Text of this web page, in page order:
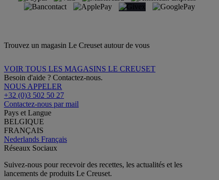
Trouvez un magasin Le Creuset autour de vous
VOIR TOUS LES MAGASINS LE CREUSET
Besoin d'aide ? Contactez-nous.
NOUS APPELER
+32 (0)3 502 50 27
Contactez-nous par mail
Pays et Langue
BELGIQUE
FRANÇAIS
Nederlands Français
Réseaux Sociaux
Suivez-nous pour recevoir des recettes, les actualités et les
lancements de produits Le Creuset.